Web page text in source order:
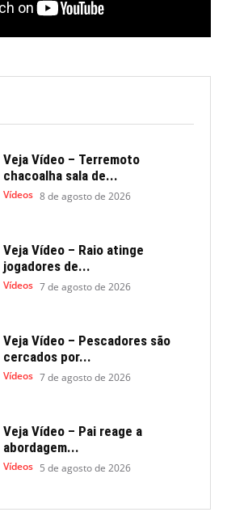
Veja Vídeo – Terremoto
chacoalha sala de...
Vídeos 8 de agosto de 2026
Veja Vídeo – Raio atinge
jogadores de...
Vídeos 7 de agosto de 2026
Veja Vídeo – Pescadores são
cercados por...
Vídeos 7 de agosto de 2026
Veja Vídeo – Pai reage a
abordagem...
Vídeos 5 de agosto de 2026